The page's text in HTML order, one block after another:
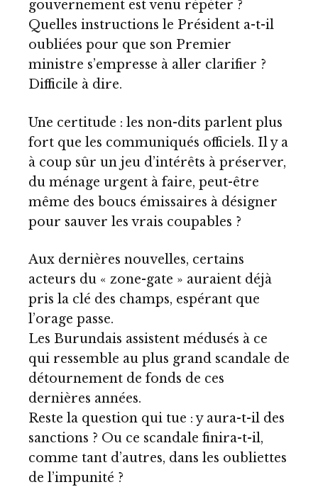
gouvernement est venu répéter ?
Quelles instructions le Président a-t-il
oubliées pour que son Premier
ministre s’empresse à aller clarifier ?
Difficile à dire.
Une certitude : les non-dits parlent plus
fort que les communiqués officiels. Il y a
à coup sûr un jeu d’intérêts à préserver,
du ménage urgent à faire, peut-être
même des boucs émissaires à désigner
pour sauver les vrais coupables ?
Aux dernières nouvelles, certains
acteurs du « zone-gate » auraient déjà
pris la clé des champs, espérant que
l’orage passe.
Les Burundais assistent médusés à ce
qui ressemble au plus grand scandale de
détournement de fonds de ces
dernières années.
Reste la question qui tue : y aura-t-il des
sanctions ? Ou ce scandale finira-t-il,
comme tant d’autres, dans les oubliettes
de l’impunité ?